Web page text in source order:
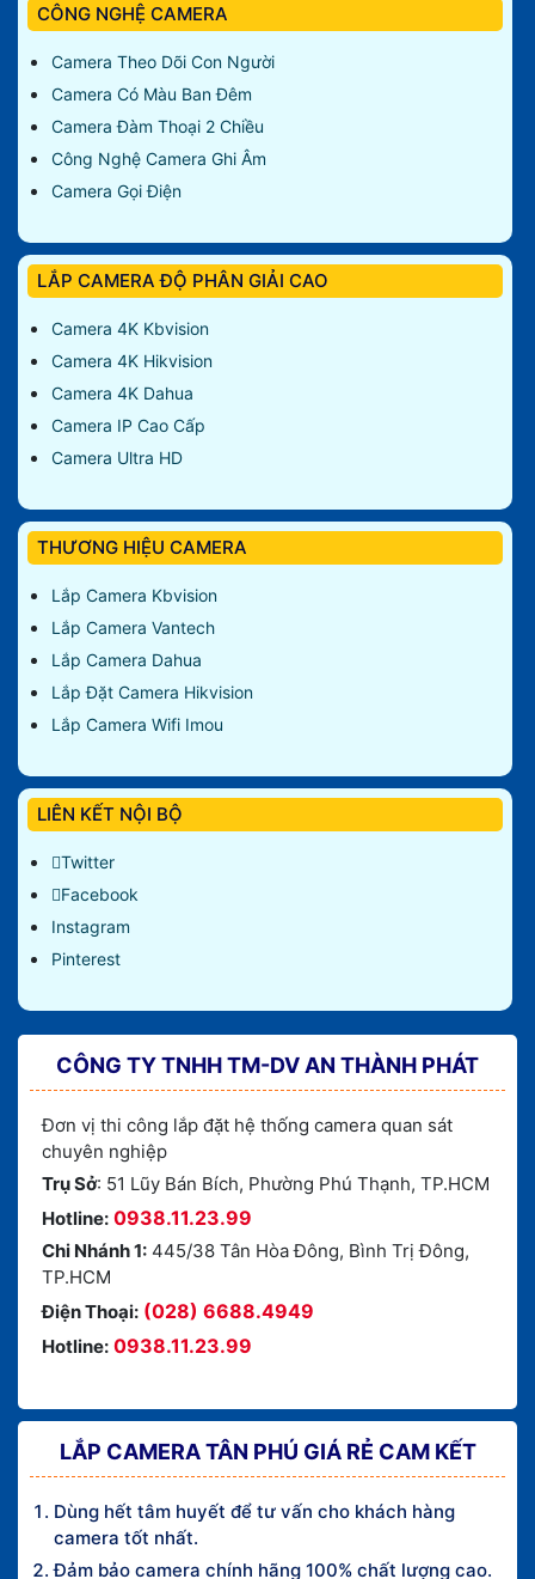
CÔNG NGHỆ CAMERA
Camera Theo Dõi Con Người
Camera Có Màu Ban Đêm
Camera Đàm Thoại 2 Chiều
Công Nghệ Camera Ghi Âm
Camera Gọi Điện
LẮP CAMERA ĐỘ PHÂN GIẢI CAO
Camera 4K Kbvision
Camera 4K Hikvision
Camera 4K Dahua
Camera IP Cao Cấp
Camera Ultra HD
THƯƠNG HIỆU CAMERA
Lắp Camera Kbvision
Lắp Camera Vantech
Lắp Camera Dahua
Lắp Đặt Camera Hikvision
Lắp Camera Wifi Imou
LIÊN KẾT NỘI BỘ
Twitter
Facebook
Instagram
Pinterest
CÔNG TY TNHH TM-DV AN THÀNH PHÁT
Đơn vị thi công lắp đặt hệ thống camera quan sát
chuyên nghiệp
Trụ Sở: 51 Lũy Bán Bích, Phường Phú Thạnh, TP.HCM
Hotline: 0938.11.23.99
Chi Nhánh 1: 445/38 Tân Hòa Đông, Bình Trị Đông,
TP.HCM
Điện Thoại: (028) 6688.4949
Hotline: 0938.11.23.99
LẮP CAMERA TÂN PHÚ GIÁ RẺ CAM KẾT
Dùng hết tâm huyết để tư vấn cho khách hàng
camera tốt nhất.
Đảm bảo camera chính hãng 100% chất lượng cao.